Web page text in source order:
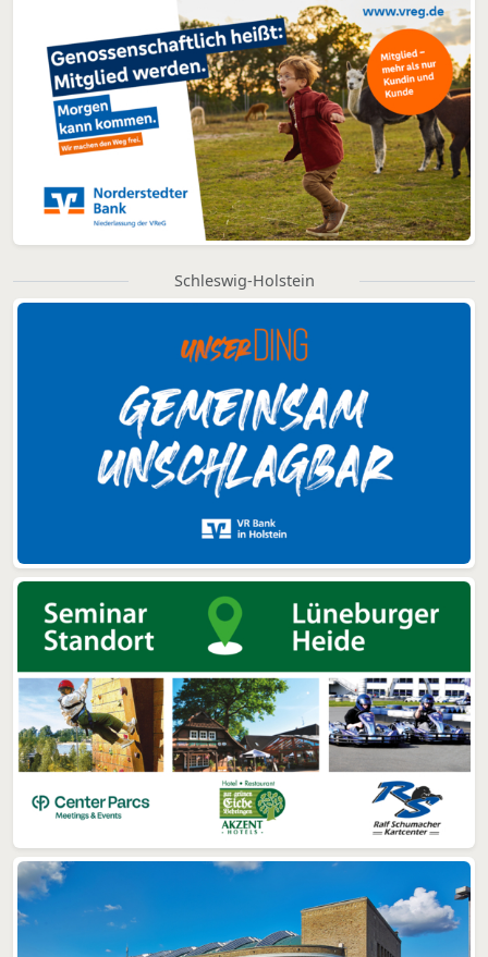
Schleswig-Holstein